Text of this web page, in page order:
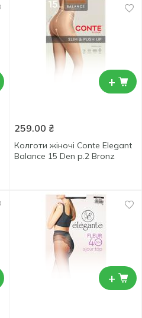
+
259.00 ₴
Колготи жіночі Conte Elegant
Balance 15 Den р.2 Bronz
+